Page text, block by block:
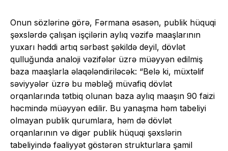
Onun sözlərinə görə, Fərmana əsasən, publik hüquqi
şəxslərdə çalışan işçilərin aylıq vəzifə maaşlarının
yuxarı həddi artıq sərbəst şəkildə deyil, dövlət
qulluğunda analoji vəzifələr üzrə müəyyən edilmiş
baza maaşlarla əlaqələndiriləcək: “Belə ki, müxtəlif
səviyyələr üzrə bu məbləğ müvafiq dövlət
orqanlarında tətbiq olunan baza aylıq maaşın 90 faizi
həcmində müəyyən edilir. Bu yanaşma həm tabeliyi
olmayan publik qurumlara, həm də dövlət
orqanlarının və digər publik hüquqi şəxslərin
tabeliyində fəaliyyət göstərən strukturlara şamil